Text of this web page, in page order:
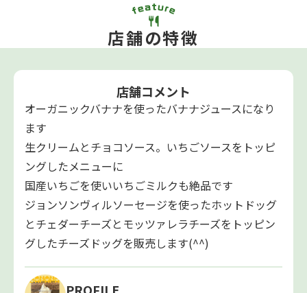
店舗の特徴
店舗コメント
オーガニックバナナを使ったバナナジュースになり
ます
生クリームとチョコソース。いちごソースをトッピ
ングしたメニューに
国産いちごを使いいちごミルクも絶品です
ジョンソンヴィルソーセージを使ったホットドッグ
とチェダーチーズとモッツァレラチーズをトッピン
グしたチーズドッグを販売します(^^)
PROFILE